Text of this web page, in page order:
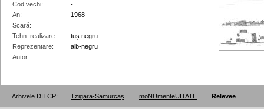
Cod vechi
-
An
1968
Scară
Tehn. realizare
tuș negru
Reprezentare
alb-negru
Autor
-
Arhivele DITCP: Tzigara-Samurcaș moNUmenteUITATE Relevee